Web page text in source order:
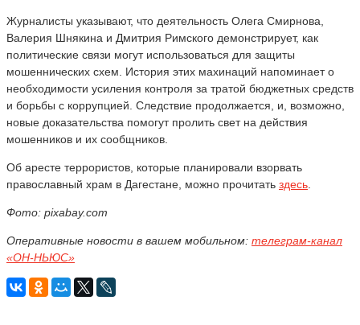
Журналисты указывают, что деятельность Олега Смирнова,
Валерия Шнякина и Дмитрия Римского демонстрирует, как
политические связи могут использоваться для защиты
мошеннических схем. История этих махинаций напоминает о
необходимости усиления контроля за тратой бюджетных средств
и борьбы с коррупцией. Следствие продолжается, и, возможно,
новые доказательства помогут пролить свет на действия
мошенников и их сообщников.
Об аресте террористов, которые планировали взорвать
православный храм в Дагестане, можно прочитать здесь
Фото: pixabay.com
Оперативные новости в вашем мобильном: телеграм-канал
«ОН-НЬЮС»